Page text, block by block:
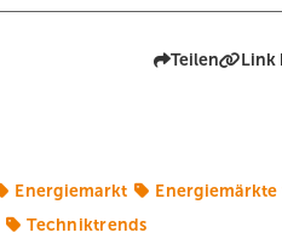
Teilen Link
Energiemarkt
Techniktrends